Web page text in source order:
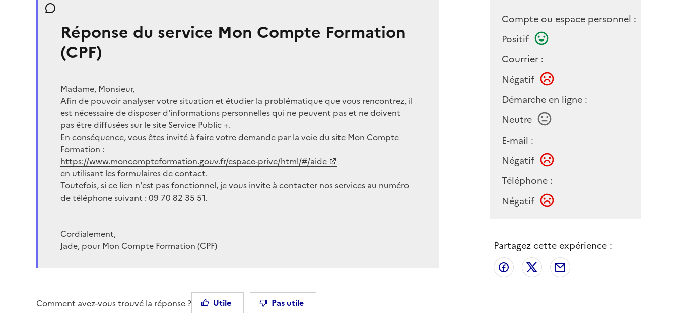
Réponse du service Mon Compte Formation
(CPF)
Madame, Monsieur,
Afin de pouvoir analyser votre situation et étudier la problématique que vous rencontrez, il
est nécessaire de disposer d'informations personnelles qui ne peuvent pas et ne doivent
pas être diffusées sur le site Service Public +.
En conséquence, vous êtes invité à faire votre demande par la voie du site Mon Compte
Formation :
https://www.moncompteformation.gouv.fr/espace-prive/html/#/aide
en utilisant les formulaires de contact.
Toutefois, si ce lien n'est pas fonctionnel, je vous invite à contacter nos services au numéro
de téléphone suivant : 09 70 82 35 51.
Cordialement,
Jade, pour Mon Compte Formation (CPF)
Comment avez-vous trouvé la réponse ? Utile Pas utile
Compte ou espace personnel :
Positif
Courrier :
Négatif
Démarche en ligne :
Neutre
E-mail :
Négatif
Téléphone :
Négatif
Partagez cette expérience :
Partager sur Facebook
Partager sur X